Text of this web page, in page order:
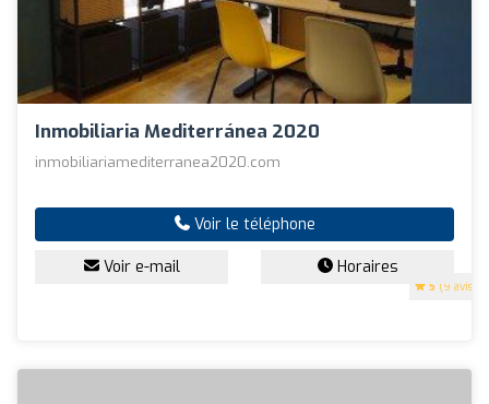
Inmobiliaria Mediterránea 2020
5 (9 avis)
inmobiliariamediterranea2020.com
Voir le téléphone
Voir e-mail Horaires